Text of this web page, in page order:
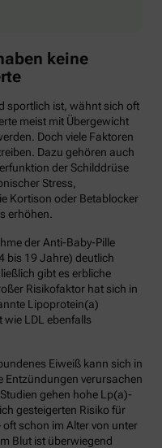
keine
sportlich ist, wähnt sich oft
meist mit Übergewicht
Doch viele Faktoren
Dazu gehören auch
der Schilddrüse
Stress,
Kortison oder Betablocker
erhöhen.
der Anti-Baby-Pille
bis 19 Jahre) deutlich
gibt es erbliche
Risikofaktor hat sich in
Lipoprotein(a)
LDL ebenfalls
Eiweiß kann sich in
verursachen
gehen hohe Lp(a)-
gesteigerten Risiko für
schon im Alter von unter
Blut ist überwiegend